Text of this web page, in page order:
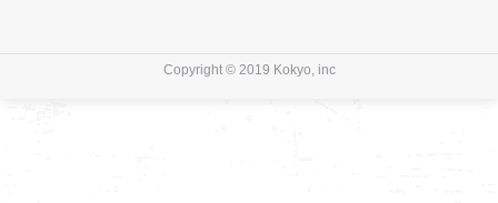
Copyright © 2019 Kokyo, inc